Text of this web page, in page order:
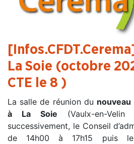
La Soie (octobre
CTE le 8 )
La salle de réunion du nouveau
à La Soie (Vaulx-en-
successivement, le Conseil
de 14h00 à 17h15 puis le